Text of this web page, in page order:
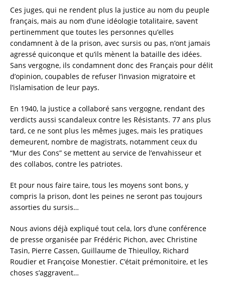
Ces juges, qui ne rendent plus la justice au nom du peuple
français, mais au nom d’une idéologie totalitaire, savent
pertinemment que toutes les personnes qu’elles
condamnent à de la prison, avec sursis ou pas, n’ont jamais
agressé quiconque et qu’ils mènent la bataille des idées.
Sans vergogne, ils condamnent donc des Français pour délit
d’opinion, coupables de refuser l’invasion migratoire et
l’islamisation de leur pays.
En 1940, la justice a collaboré sans vergogne, rendant des
verdicts aussi scandaleux contre les Résistants. 77 ans plus
tard, ce ne sont plus les mêmes juges, mais les pratiques
demeurent, nombre de magistrats, notamment ceux du
“Mur des Cons” se mettent au service de l’envahisseur et
des collabos, contre les patriotes.
Et pour nous faire taire, tous les moyens sont bons, y
compris la prison, dont les peines ne seront pas toujours
assorties du sursis…
Nous avions déjà expliqué tout cela, lors d’une conférence
de presse organisée par Frédéric Pichon, avec Christine
Tasin, Pierre Cassen, Guillaume de Thieulloy, Richard
Roudier et Françoise Monestier. C’était prémonitoire, et les
choses s’aggravent…